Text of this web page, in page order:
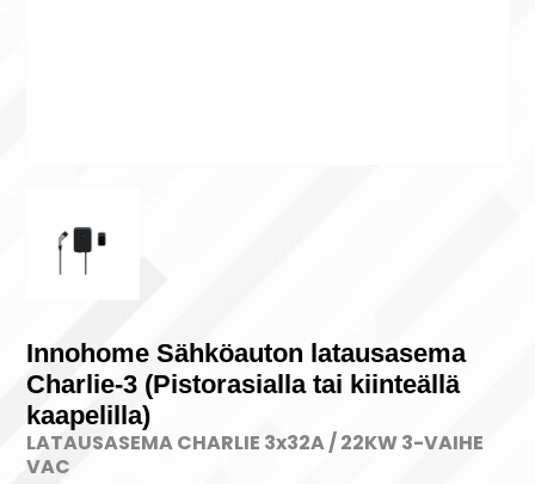
Innohome Sähköauton latausasema
Charlie-3 (Pistorasialla tai kiinteällä
kaapelilla)
LATAUSASEMA CHARLIE 3x32A / 22KW 3-VAIHE
VAC